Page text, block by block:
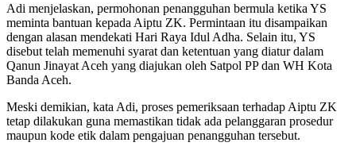
Adi menjelaskan, permohonan penangguhan bermula ketika YS
meminta bantuan kepada Aiptu ZK. Permintaan itu disampaikan
dengan alasan mendekati Hari Raya Idul Adha. Selain itu, YS
disebut telah memenuhi syarat dan ketentuan yang diatur dalam
Qanun Jinayat Aceh yang diajukan oleh Satpol PP dan WH Kota
Banda Aceh.
Meski demikian, kata Adi, proses pemeriksaan terhadap Aiptu ZK
tetap dilakukan guna memastikan tidak ada pelanggaran prosedur
maupun kode etik dalam pengajuan penangguhan tersebut.